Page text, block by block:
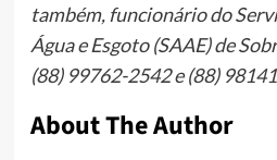
também, funcionário do
Água e Esgoto (SAAE) de
(88) 99762-2542 e (88)
About The Author